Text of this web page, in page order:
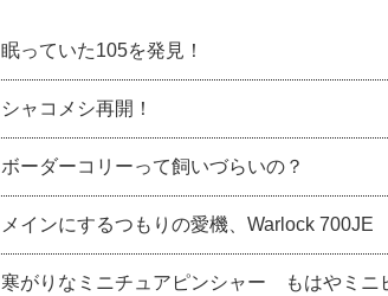
眠っていた105を発見！
シャコメシ再開！
ボーダーコリーって飼いづらいの？
メインにするつもりの愛機、Warlock 700JE
寒がりなミニチュアピンシャー もはやミニ